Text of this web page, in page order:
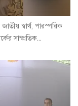
স্বার্থ, পারস্পরিক
সাম্প্রতিক...